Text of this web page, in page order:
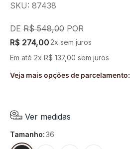
SKU: 87438
R$ 548,00
R$ 274,00 2x sem juros
Em até 2x R$ 137,00 sem juros
Veja mais opções de parcelamento:
Ver medidas
tamanho:36